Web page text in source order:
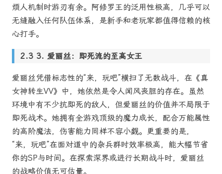
烦人机制时游刃有余。阿修罗王的泛用性极高，几乎可以
无缝融入任何队伍体系，是新手和老玩家都值得信赖的核
心打手。
3. 爱丽丝：即死流的至高女王
爱丽丝凭借标志性的“来，玩吧”横扫了无数战斗，在《真
女神转生VV》中，她依然是令人闻风丧胆的存在。虽然
环境中有不少抗即死的敌人，但爱丽丝的价值并不局限于
即死战术。她拥有全游戏顶级的魔力成长，配合万能属性
的高阶魔法，伤害能力同样不容小觑。更重要的是，
“来，玩吧”在面对道中的杂兵群时效率极高，能大幅节省
你的SP与时间。在探索深界或进行长期战斗时，爱丽丝
的战略价值无可估量。